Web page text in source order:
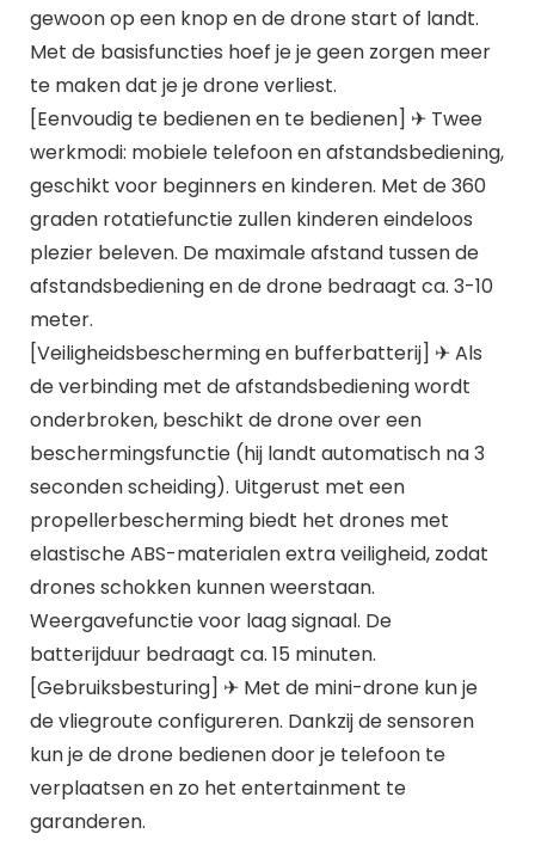
gewoon op een knop en de drone start of landt.
Met de basisfuncties hoef je je geen zorgen meer
te maken dat je je drone verliest.
[Eenvoudig te bedienen en te bedienen] ✈ Twee
werkmodi: mobiele telefoon en afstandsbediening,
geschikt voor beginners en kinderen. Met de 360
graden rotatiefunctie zullen kinderen eindeloos
plezier beleven. De maximale afstand tussen de
afstandsbediening en de drone bedraagt ca. 3-10
meter.
[Veiligheidsbescherming en bufferbatterij] ✈ Als
de verbinding met de afstandsbediening wordt
onderbroken, beschikt de drone over een
beschermingsfunctie (hij landt automatisch na 3
seconden scheiding). Uitgerust met een
propellerbescherming biedt het drones met
elastische ABS-materialen extra veiligheid, zodat
drones schokken kunnen weerstaan.
Weergavefunctie voor laag signaal. De
batterijduur bedraagt ca. 15 minuten.
[Gebruiksbesturing] ✈ Met de mini-drone kun je
de vliegroute configureren. Dankzij de sensoren
kun je de drone bedienen door je telefoon te
verplaatsen en zo het entertainment te
garanderen.